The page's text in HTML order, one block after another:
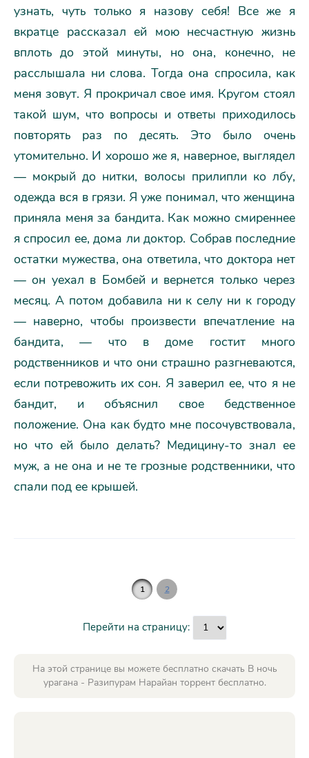
узнать, чуть только я назову себя! Все же я
вкратце рассказал ей мою несчастную жизнь
вплоть до этой минуты, но она, конечно, не
расслышала ни слова. Тогда она спросила, как
меня зовут. Я прокричал свое имя. Кругом стоял
такой шум, что вопросы и ответы приходилось
повторять раз по десять. Это было очень
утомительно. И хорошо же я, наверное, выглядел
— мокрый до нитки, волосы прилипли ко лбу,
одежда вся в грязи. Я уже понимал, что женщина
приняла меня за бандита. Как можно смиреннее
я спросил ее, дома ли доктор. Собрав последние
остатки мужества, она ответила, что доктора нет
— он уехал в Бомбей и вернется только через
месяц. А потом добавила ни к селу ни к городу
— наверно, чтобы произвести впечатление на
бандита, — что в доме гостит много
родственников и что они страшно разгневаются,
если потревожить их сон. Я заверил ее, что я не
бандит, и объяснил свое бедственное
положение. Она как будто мне посочувствовала,
но что ей было делать? Медицину-то знал ее
муж, а не она и не те грозные родственники, что
спали под ее крышей.
1 2
Перейти на страницу:
На этой странице вы можете бесплатно скачать В ночь
урагана - Разипурам Нарайан торрент бесплатно.